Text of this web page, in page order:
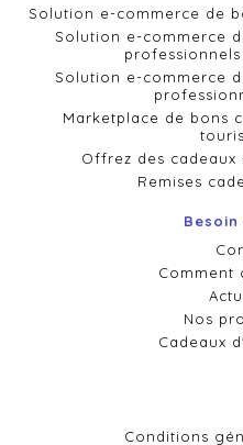
Solution e-commerce de
Solution e-commerce
Solution e-commerce
Marketplace de bons
Offrez des
Remises
Comment
Nos
Cadeaux
Conditions